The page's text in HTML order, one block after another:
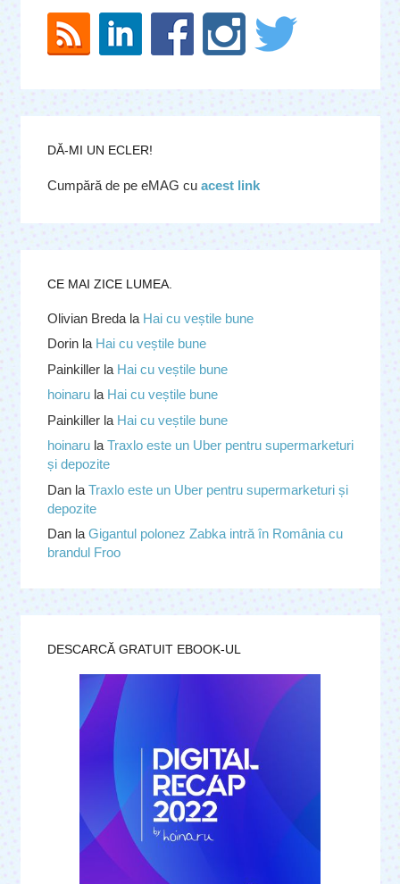
DĂ-MI UN ECLER!
Cumpără de pe eMAG cu acest link
CE MAI ZICE LUMEA.
Olivian Bredala Hai cu veștile bune
Dorinla Hai cu veștile bune
Painkillerla Hai cu veștile bune
hoinarula Hai cu veștile bune
Painkillerla Hai cu veștile bune
hoinarula Traxlo este un Uber pentru supermarketuri
și depozite
Danla Traxlo este un Uber pentru supermarketuri și
depozite
Danla Gigantul polonez Zabka intră în România cu
brandul Froo
DESCARCĂ GRATUIT EBOOK-UL